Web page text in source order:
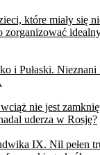
które miały się
zorganizować
i Pułaski.
nie jest
uderza w Rosję?
IX. Nil pełen